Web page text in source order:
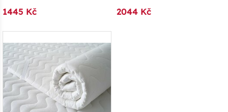
1445 Kč 2044 Kč